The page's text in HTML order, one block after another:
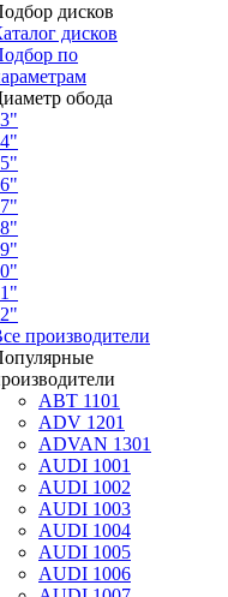
дисков
дисков
по
обода
производители
ABT 1101
ADV 1201
ADVAN 1301
AUDI 1001
AUDI 1002
AUDI 1003
AUDI 1004
AUDI 1005
AUDI 1006